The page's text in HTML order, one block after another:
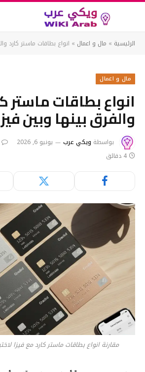
الرئيسية » مال و اعمال » انواع بطاقات ماستر كارد
مال و اعمال
انواع بطاقات ماستر
والفرق بينها وبين
بواسطة ويكي عرب يونيو 6, 2026
4 دقائق
مقارنة انواع بطاقات ماستر كارد مع فيزا